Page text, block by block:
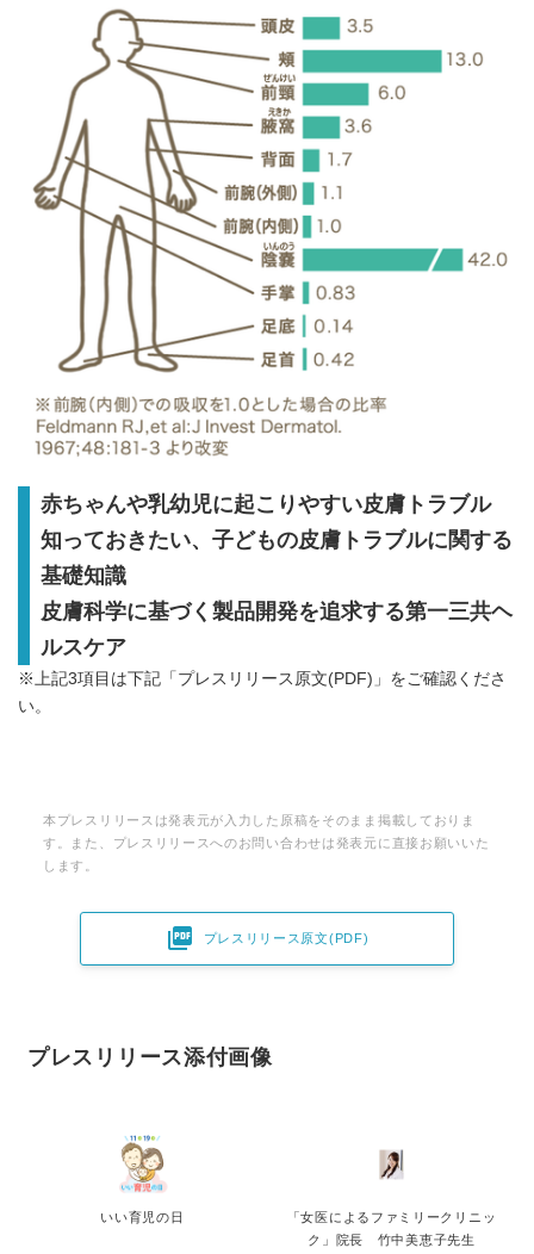
赤ちゃんや乳幼児に起こりやすい皮膚トラブル
知っておきたい、子どもの皮膚トラブルに関する
基礎知識
皮膚科学に基づく製品開発を追求する第一三共ヘ
ルスケア
※上記3項目は下記「プレスリリース原文(PDF)」をご確認くださ
い。
本プレスリリースは発表元が入力した原稿をそのまま掲載しておりま
す。また、プレスリリースへのお問い合わせは発表元に直接お願いいた
します。
 プレスリリース原文(PDF)
プレスリリース添付画像
いい育児の日
「女医によるファミリークリニッ
ク」院長 竹中美恵子先生